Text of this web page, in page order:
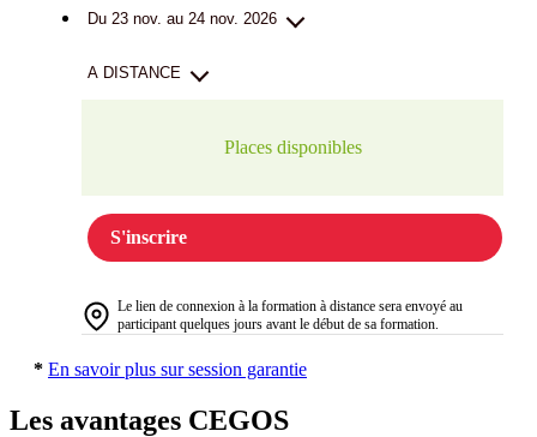
Du 23 nov. au 24 nov. 2026
A DISTANCE
Places disponibles
S'inscrire
Le lien de connexion à la formation à distance sera envoyé au
participant quelques jours avant le début de sa formation.
* En savoir plus sur session garantie
Les avantages CEGOS